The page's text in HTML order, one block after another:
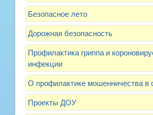
Безопасное лето
Дорожная безопасность
Профилактика гриппа и
инфекции
О профилактике мошенничества в
Проекты ДОУ